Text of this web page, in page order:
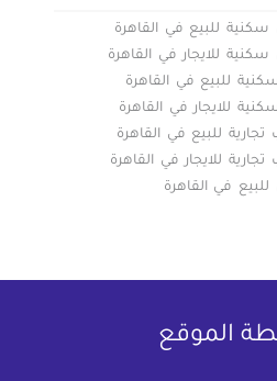
للبيع في القاهرة
للايجار في القاهرة
للبيع في القاهرة
للايجار في القاهرة
تجارية للبيع في القاهرة
تجارية للايجار في القاهرة
للبيع في القاهرة
الموقع